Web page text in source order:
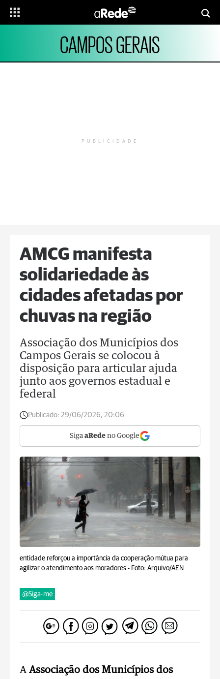
CAMPOS GERAIS
PUBLICIDADE
AMCG manifesta
solidariedade às
cidades afetadas por
chuvas na região
Associação dos Municípios dos
Campos Gerais se colocou à
disposição para articular ajuda
junto aos governos estadual e
federal
Publicado: 29/06/2026, 20:06
Siga aRede no Google
entidade reforçou a importância da cooperação mútua para
agilizar o atendimento aos moradores - Foto: Arquivo/AEN
@Siga-me
A Associação dos Municípios dos